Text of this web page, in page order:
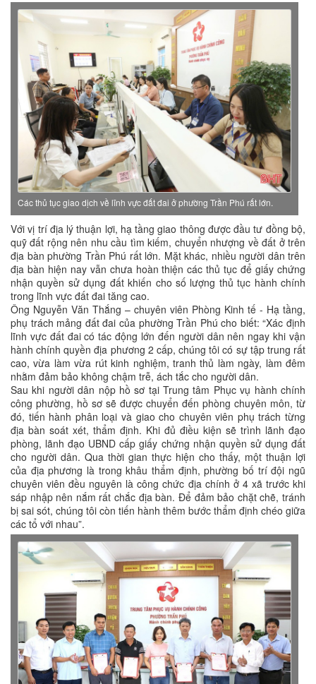
Các thủ tục giao dịch về lĩnh vực đất đai ở phường Trần Phú rất lớn.
Với vị trí địa lý thuận lợi, hạ tầng giao thông được đầu tư đồng bộ,
quỹ đất rộng nên nhu cầu tìm kiếm, chuyển nhượng về đất ở trên
địa bàn phường Trần Phú rất lớn. Mặt khác, nhiều người dân trên
địa bàn hiện nay vẫn chưa hoàn thiện các thủ tục để giấy chứng
nhận quyền sử dụng đất khiến cho số lượng thủ tục hành chính
trong lĩnh vực đất đai tăng cao.
Ông Nguyễn Văn Thắng – chuyên viên Phòng Kinh tế - Hạ tầng,
phụ trách mảng đất đai của phường Trần Phú cho biết: “Xác định
lĩnh vực đất đai có tác động lớn đến người dân nên ngay khi vận
hành chính quyền địa phương 2 cấp, chúng tôi có sự tập trung rất
cao, vừa làm vừa rút kinh nghiệm, tranh thủ làm ngày, làm đêm
nhằm đảm bảo không chậm trễ, ách tắc cho người dân.
Sau khi người dân nộp hồ sơ tại Trung tâm Phục vụ hành chính
công phường, hồ sơ sẽ được chuyển đến phòng chuyên môn, từ
đó, tiến hành phân loại và giao cho chuyên viên phụ trách từng
địa bàn soát xét, thẩm định. Khi đủ điều kiện sẽ trình lãnh đạo
phòng, lãnh đạo UBND cấp giấy chứng nhận quyền sử dụng đất
cho người dân. Qua thời gian thực hiện cho thấy, một thuận lợi
của địa phương là trong khâu thẩm định, phường bố trí đội ngũ
chuyên viên đều nguyên là công chức địa chính ở 4 xã trước khi
sáp nhập nên nắm rất chắc địa bàn. Để đảm bảo chặt chẽ, tránh
bị sai sót, chúng tôi còn tiến hành thêm bước thẩm định chéo giữa
các tổ với nhau”.